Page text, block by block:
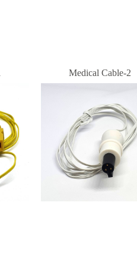
Medical Cable-2